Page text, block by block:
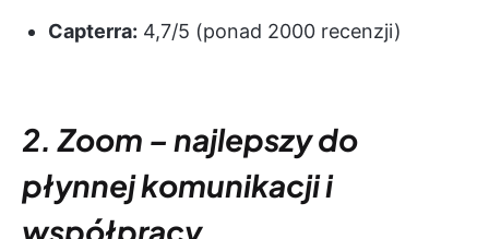
Capterra: 4,7/5 (ponad 2000 recenzji)
2. Zoom – najlepszy do
płynnej komunikacji i
współpracy